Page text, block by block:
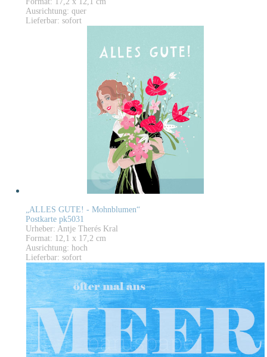
Ausrichtung: quer
Lieferbar: sofort
„ALLES GUTE! - Mohnblumen“
Postkarte pk5031
Urheber: Antje Therés Kral
Format: 12,1 x 17,2 cm
Ausrichtung: hoch
Lieferbar: sofort